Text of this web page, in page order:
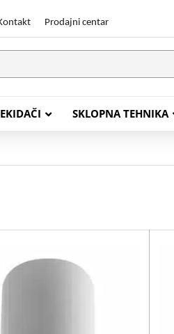
Prodajni centar
SKLOPNA TEHNIKA
F)
(H03VV-F)